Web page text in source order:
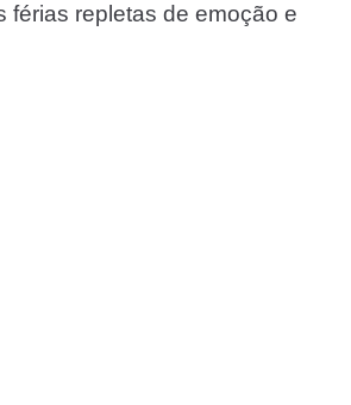
férias repletas de emoção e